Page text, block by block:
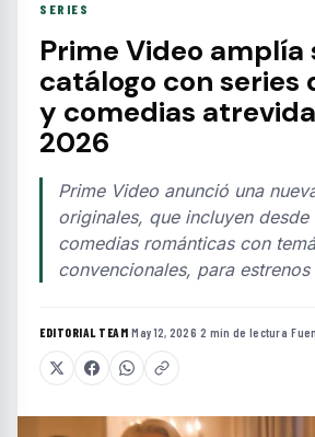
SERIES
Prime Video amplía
catálogo con series
y comedias
2026
Prime Video anunció una
originales, que incluyen desde
comedias románticas con
convencionales, para
EDITORIAL TEAM·May 12, 2026·2 min de lectura·